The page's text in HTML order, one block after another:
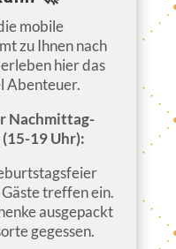
mobile
zu Ihnen nach
hier das
Abenteuer.
Nachmittag-
19 Uhr):
treffen ein.
ausgepackt
gegessen.